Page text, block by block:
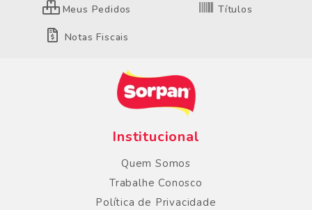
Meus Pedidos Títulos
Notas Fiscais
Institucional
Quem Somos
Trabalhe Conosco
Política de Privacidade